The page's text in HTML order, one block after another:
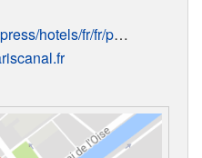
www.ihg.com/holidayinnexpress/hotels/fr/fr/paris/parlv/hoteldetail